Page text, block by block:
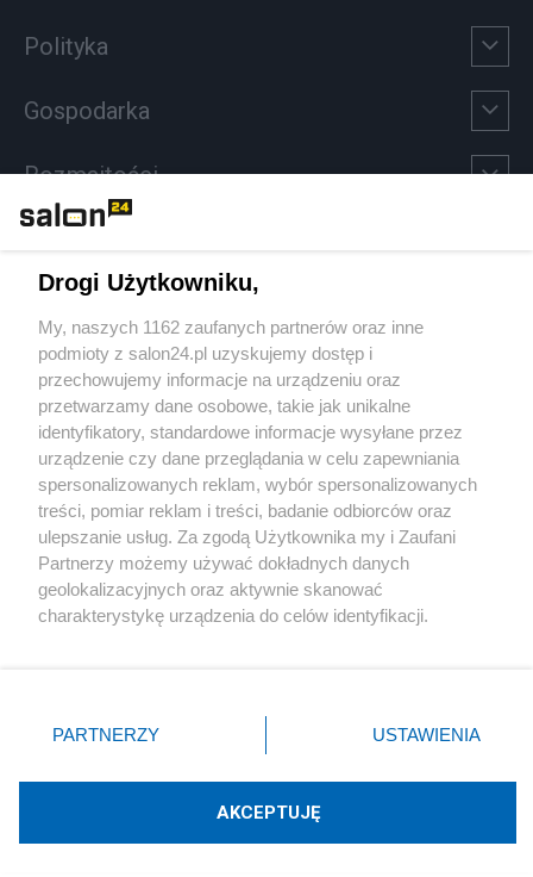
Polityka
Gospodarka
Rozmaitości
Sport
Społeczeństwo
Kultura
X Facebook Instagram Youtube
Technologię dostarcza:W3media.pl
Drogi Użytkowniku,
My, naszych 1162 zaufanych partnerów oraz inne
podmioty z salon24.pl uzyskujemy dostęp i
przechowujemy informacje na urządzeniu oraz
przetwarzamy dane osobowe, takie jak unikalne
identyfikatory, standardowe informacje wysyłane przez
urządzenie czy dane przeglądania w celu zapewniania
spersonalizowanych reklam, wybór spersonalizowanych
treści, pomiar reklam i treści, badanie odbiorców oraz
ulepszanie usług. Za zgodą Użytkownika my i Zaufani
Partnerzy możemy używać dokładnych danych
geolokalizacyjnych oraz aktywnie skanować
charakterystykę urządzenia do celów identyfikacji.
zmienić/wycofać klikając przycisk ustawień prywatności
znajdujący się w lewym dolnym rogu strony
rodzaje przetwarzania danych nie wymagają zgody
użytkownika, ale masz prawo sprzeciwić się takiemu
PARTNERZY USTAWIENIA
AKCEPTUJĘ